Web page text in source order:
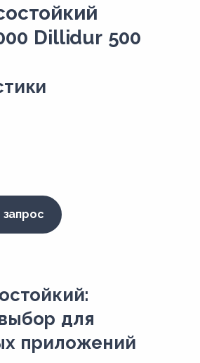
Dillidur 500
запрос
для
приложений